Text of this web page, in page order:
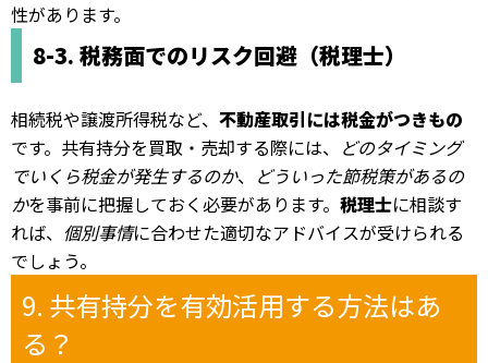
性があります。
8-3. 税務面でのリスク回避（税理士）
相続税や譲渡所得税など、 不動産取引には税金がつきもの
です。共有持分を買取・売却する際には、 どのタイミング
でいくら税金が発生するのか、 どういった節税策があるの
かを事前に把握しておく必要があります。 税理士に相談す
れば、 個別事情に合わせた適切なアドバイスが受けられる
でしょう。
9. 共有持分を有効活用する方法はあ
る？